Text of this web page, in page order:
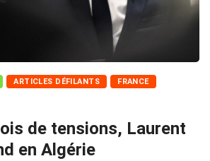
ARTICLES DÉFILANTS FRANCE
de tensions, Laurent
en Algérie